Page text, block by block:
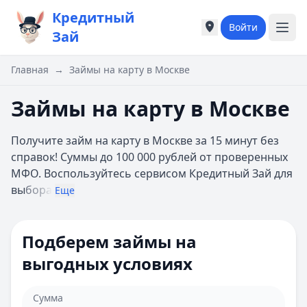
Кредитный
Зай
Города России
Екатеринбург
Казань
Астрахань
Б
Барнаул
Города России
Екатеринбург
Казань
Астрахань
Б
Барнаул
Войти
Главная → Займы на карту в Москве
Займы на карту в Москве
Получите займ на карту в Москве за 15 минут без
справок! Суммы до 100 000 рублей от проверенных
МФО. Воспользуйтесь сервисом Кредитный Зай для
выбора Еще
Подберем займы на
выгодных условиях
Сумма